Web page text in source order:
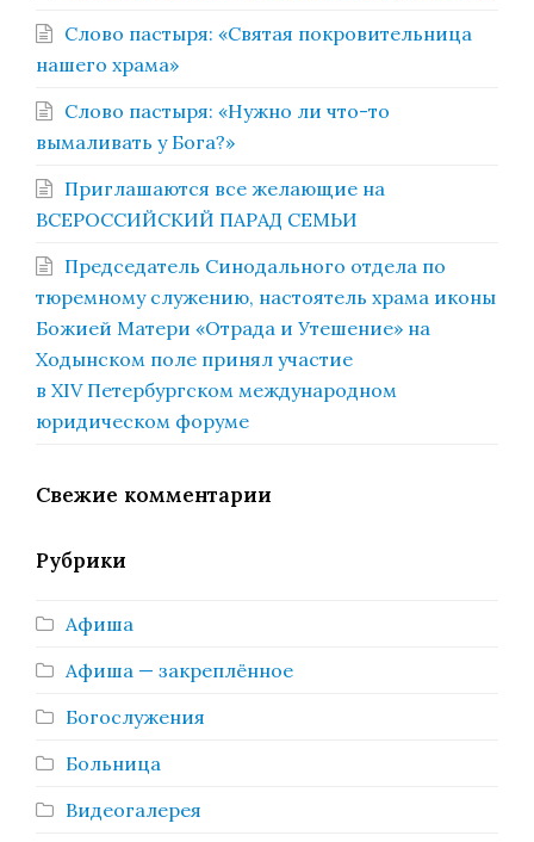
Слово пастыря: «Святая покровительница
нашего храма»
Слово пастыря: «Нужно ли что-то
вымаливать у Бога?»
Приглашаются все желающие на
ВСЕРОССИЙСКИЙ ПАРАД СЕМЬИ
Председатель Синодального отдела по
тюремному служению, настоятель храма иконы
Божией Матери «Отрада и Утешение» на
Ходынском поле принял участие
в XIV Петербургском международном
юридическом форуме
Свежие комментарии
Рубрики
Афиша
Афиша — закреплённое
Богослужения
Больница
Видеогалерея